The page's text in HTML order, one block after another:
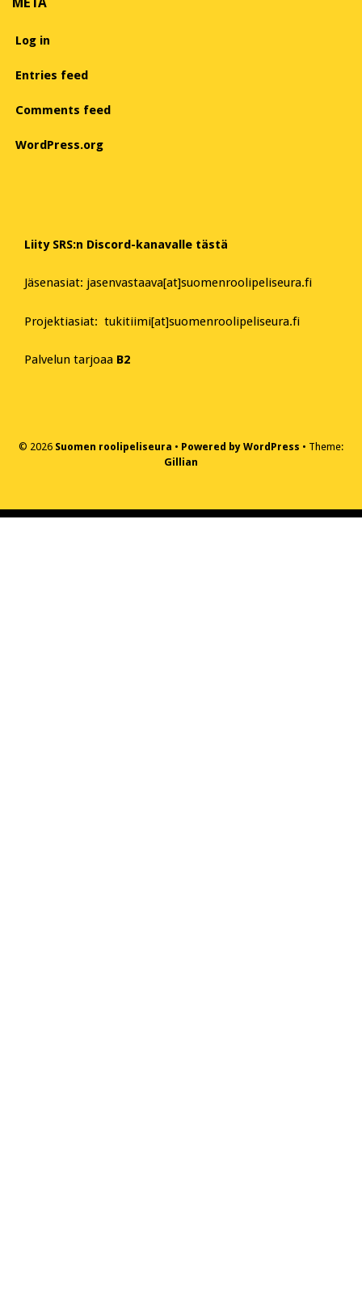
META
Log in
Entries feed
Comments feed
WordPress.org
Liity SRS:n Discord-kanavalle tästä
Jäsenasiat: jasenvastaava[at]suomenroolipeliseura.fi
Projektiasiat: tukitiimi[at]suomenroolipeliseura.fi
Palvelun tarjoaa B2
© 2026 Suomen roolipeliseura Powered by WordPress
Theme:
Gillian